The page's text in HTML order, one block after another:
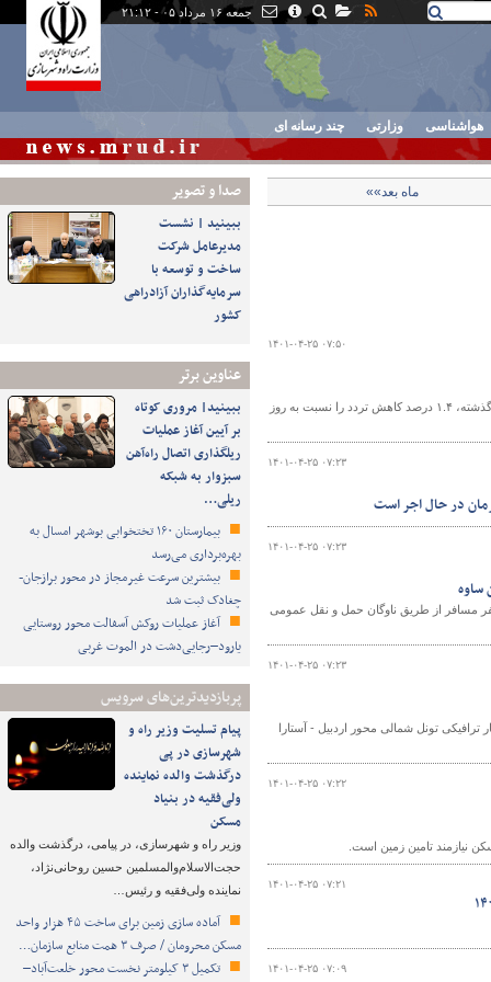
جمعه ۱۶ مرداد ۰۵ - ۲۱:۱۲
هواشناسی وزارتی چند رسانه ای
صدا و تصوير
ببینید | نشست
مدیرعامل شرکت
ساخت و توسعه با
سرمایه‌گذاران آزادراهی
کشور
عناوین برتر
ببینید| مروری کوتاه
بر آیین آغاز عملیات
ریلگذاری اتصال راه‌آهن
سبزوار به شبکه
ریلی…
بیمارستان ۱۶۰ تختخوابی بوشهر امسال به
بهره‌برداری می‌رسد
بیشترین سرعت غیرمجاز در محور برازجان-
چغادک ثبت شد
آغاز عملیات روکش آسفالت محور روستایی
یارود–رجایی‌دشت در الموت غربی
پربازدیدترین‌های سرویس
پیام تسلیت وزیر راه و
شهرسازی در پی
درگذشت والده نماینده
ولی‌فقیه در بنیاد
مسکن
وزیر راه و شهرسازی، در پیامی، درگذشت والده
حجت‌الاسلام‌والمسلمین حسین روحانی‌نژاد،
نماینده ولی‌فقیه و رئیس…
آماده سازی زمین برای ساخت ۴۵ هزار واحد
مسکن محرومان / صرف ۳ همت منابع سازمان…
تکمیل ۳ کیلومتر نخست محور خلعت‌آباد–
ماه بعد»»
۱۴۰۱-۰۴-۲۵ ۰۷:۵۰
آخرین اطلاعات دریافتی از ۲۴۵۴ ترددشمار فعال در محورهای برون‌شهری طی شبانه ‌روز گذشته، ۱.۴ درصد کاهش تردد را نسبت به روز
۱۴۰۱-۰۴-۲۵ ۰۷:۲۳
در حال اجر است
۱۴۰۱-۰۴-۲۵ ۰۷:۲۳
و حمل و نقل جاده‌ای شهرستان ساوه از جابه‌جایی بیش از ۵۶ هزار نفر مسافر از طریق ناوگان حمل و نقل عمومی
۱۴۰۱-۰۴-۲۵ ۰۷:۲۳
تونل شمالی محور اردبیل - آستارا
۱۴۰۱-۰۴-۲۵ ۰۷:۲۲
۱۴۰۱-۰۴-۲۵ ۰۷:۲۱
۱۴۰۱-۰۴-۲۵ ۰۷:۰۹